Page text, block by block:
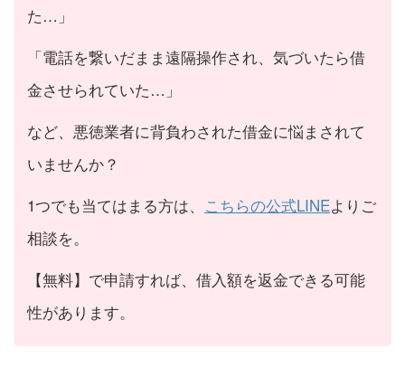
た…」
「電話を繋いだまま遠隔操作され、気づいたら借
金させられていた…」
など、悪徳業者に背負わされた借金に悩まされて
いませんか？
1つでも当てはまる方は、 こちらの公式LINEよりご
相談を。
【無料】で申請すれば、借入額を返金できる可能
性があります。